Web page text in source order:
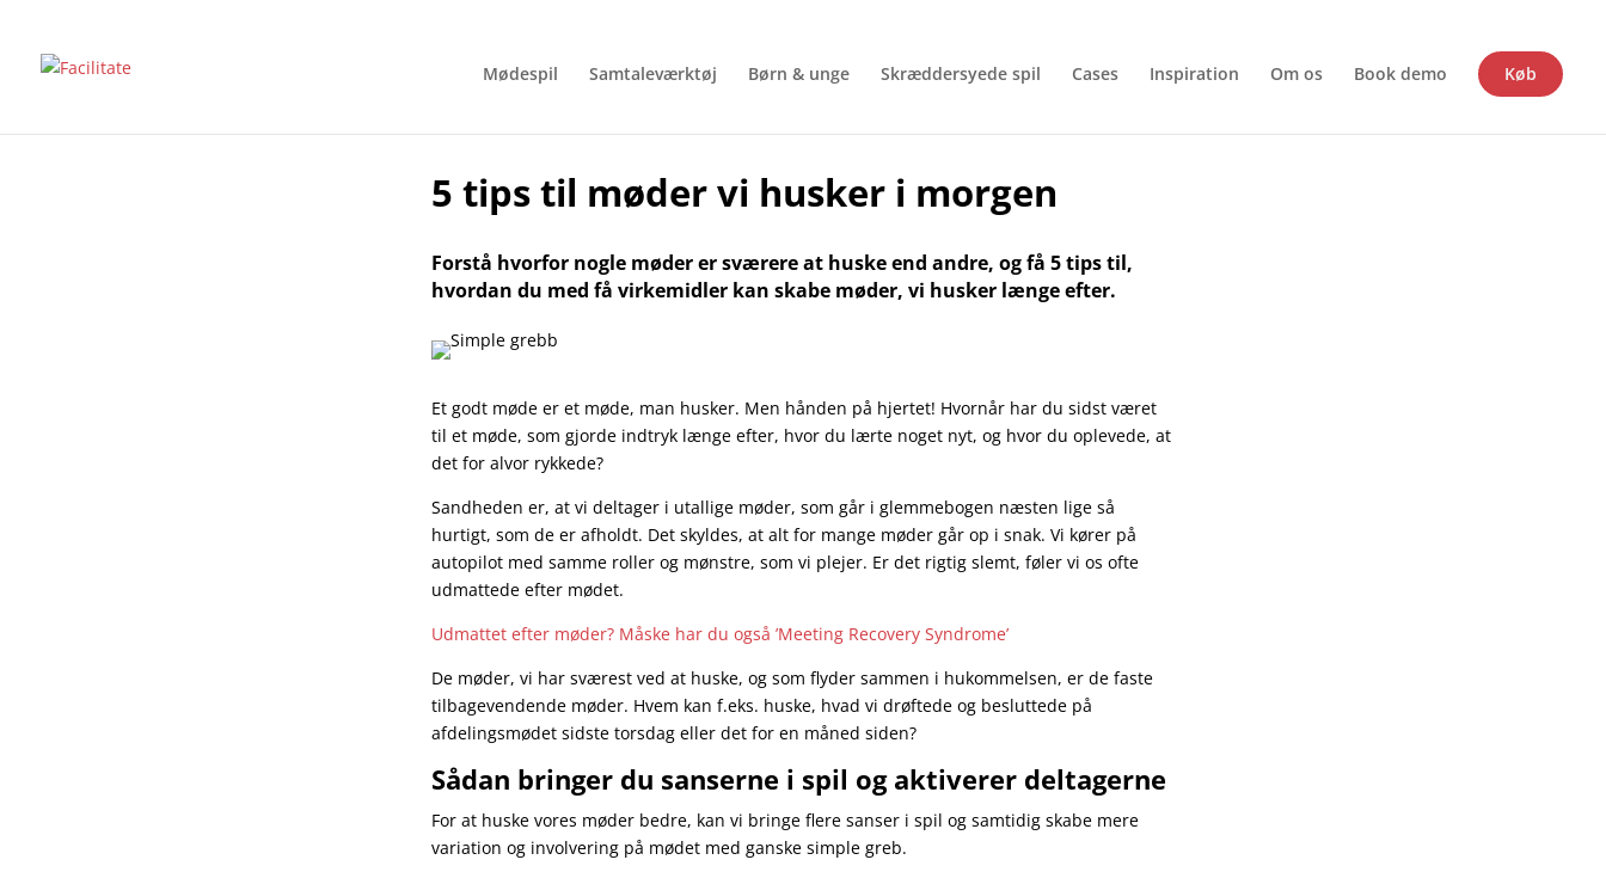
Mødespil Samtaleværktøj Børn & unge Skræddersyede spil Cases Inspiration Om os Book demo Køb
5 tips til møder vi husker i morgen
Forstå hvorfor nogle møder er sværere at huske end andre, og få 5 tips til,
hvordan du med få virkemidler kan skabe møder, vi husker længe efter.
Et godt møde er et møde, man husker. Men hånden på hjertet! Hvornår har du sidst været
til et møde, som gjorde indtryk længe efter, hvor du lærte noget nyt, og hvor du oplevede, at
det for alvor rykkede?
Sandheden er, at vi deltager i utallige møder, som går i glemmebogen næsten lige så
hurtigt, som de er afholdt. Det skyldes, at alt for mange møder går op i snak. Vi kører på
autopilot med samme roller og mønstre, som vi plejer. Er det rigtig slemt, føler vi os ofte
udmattede efter mødet.
Udmattet efter møder? Måske har du også ’Meeting Recovery Syndrome’
De møder, vi har sværest ved at huske, og som flyder sammen i hukommelsen, er de faste
tilbagevendende møder. Hvem kan f.eks. huske, hvad vi drøftede og besluttede på
afdelingsmødet sidste torsdag eller det for en måned siden?
Sådan bringer du sanserne i spil og aktiverer deltagerne
For at huske vores møder bedre, kan vi bringe flere sanser i spil og samtidig skabe mere
variation og involvering på mødet med ganske simple greb.